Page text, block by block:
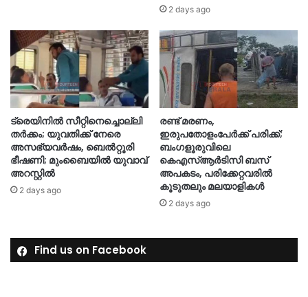
2 days ago
ട്രെയിനിൽ സീറ്റിനെച്ചൊല്ലി
തർക്കം; യുവതിക്ക് നേരെ
അസഭ്യവർഷം, ബെൽറ്റൂരി
ഭീഷണി; മുംബൈയിൽ യുവാവ്
അറസ്റ്റിൽ
2 days ago
രണ്ട് മരണം,
ഇരുപതോളംപേർക്ക് പരിക്ക്;
ബംഗളൂരുവിലെ
കെഎസ്ആർടിസി ബസ്
അപകടം, പരിക്കേറ്റവരിൽ
കൂടുതലും മലയാളികൾ
2 days ago
Find us on Facebook